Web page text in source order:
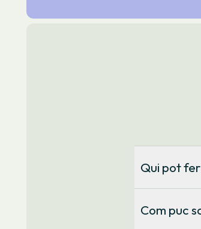
Qui pot
emplenant
Com puc